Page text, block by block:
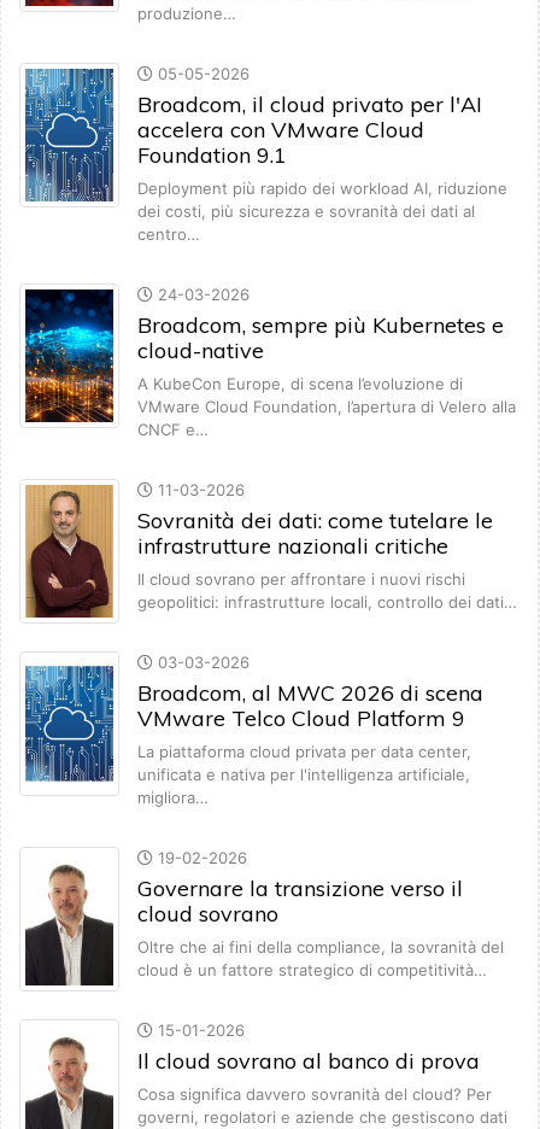
produzione…
05-05-2026
Broadcom, il cloud privato per l'AI
accelera con VMware Cloud
Foundation 9.1
Deployment più rapido dei workload AI, riduzione
dei costi, più sicurezza e sovranità dei dati al
centro…
24-03-2026
Broadcom, sempre più Kubernetes e
cloud-native
A KubeCon Europe, di scena l’evoluzione di
VMware Cloud Foundation, l’apertura di Velero alla
CNCF e…
11-03-2026
Sovranità dei dati: come tutelare le
infrastrutture nazionali critiche
Il cloud sovrano per affrontare i nuovi rischi
geopolitici: infrastrutture locali, controllo dei dati…
03-03-2026
Broadcom, al MWC 2026 di scena
VMware Telco Cloud Platform 9
La piattaforma cloud privata per data center,
unificata e nativa per l'intelligenza artificiale,
migliora…
19-02-2026
Governare la transizione verso il
cloud sovrano
Oltre che ai fini della compliance, la sovranità del
cloud è un fattore strategico di competitività…
15-01-2026
Il cloud sovrano al banco di prova
Cosa significa davvero sovranità del cloud? Per
governi, regolatori e aziende che gestiscono dati